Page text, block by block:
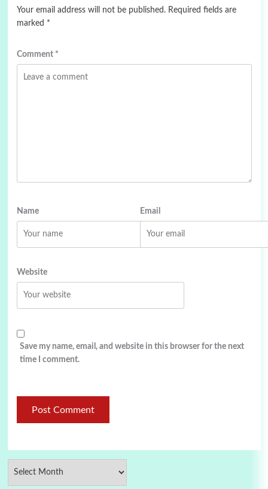
Your email address will not be published. Required fields are
marked *
Comment *
Name Email
Website
Save my name, email, and website in this browser for the next
time I comment.